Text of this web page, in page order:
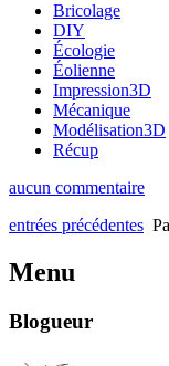
Bricolage
DIY
Écologie
Éolienne
Impression3D
Mécanique
Modélisation3D
Récup
aucun commentaire
entrées précédentes
Menu
Blogueur